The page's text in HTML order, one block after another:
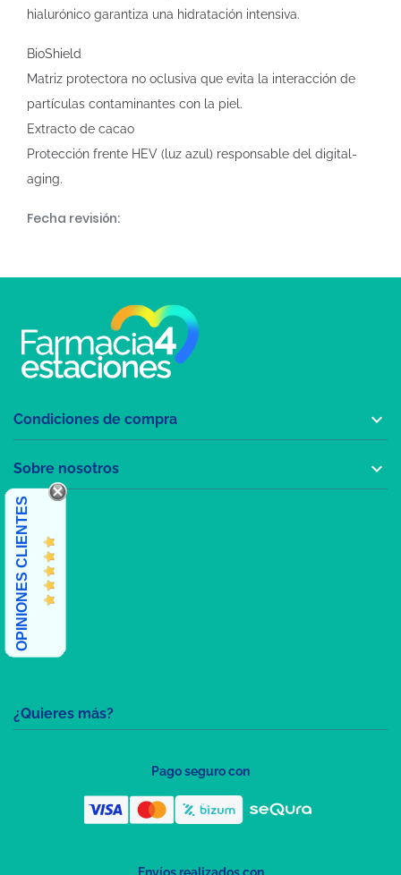
hialurónico garantiza una hidratación intensiva.
BioShield
Matriz protectora no oclusiva que evita la interacción de
partículas contaminantes con la piel.
Extracto de cacao
Protección frente HEV (luz azul) responsable del digital-
aging.
Fecha revisión:
¿Quieres más?
Condiciones de compra 
Sobre nosotros 
OPINIONES CLIENTES
Pago seguro con
Envíos realizados con